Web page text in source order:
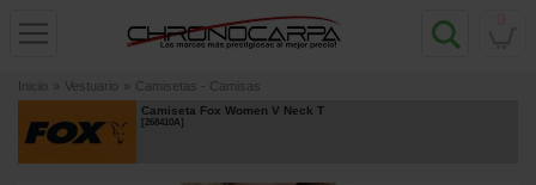
Inicio » Vestuario » Camisetas - Camisas
Camiseta Fox Women V Neck T
[268410A]